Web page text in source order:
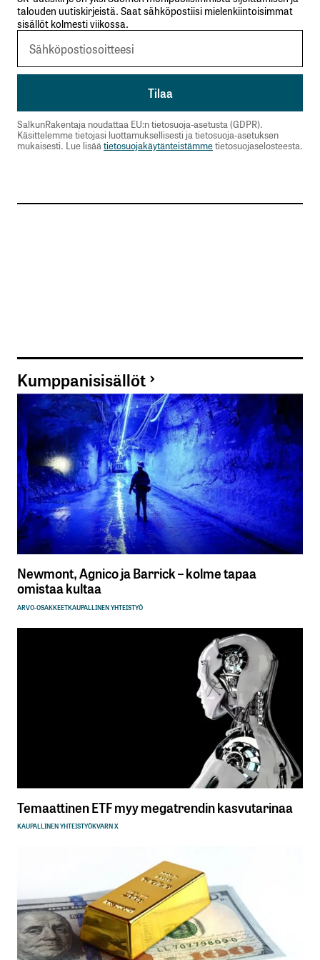
talouden uutiskirjeistä. Saat sähköpostiisi mielenkiintoisimmat
sisällöt kolmesti viikossa.
SalkunRakentaja noudattaa EU:n tietosuoja-asetusta (GDPR).
Käsittelemme tietojasi luottamuksellisesti ja tietosuoja-asetuksen
mukaisesti. Lue lisää tietosuojakäytänteistämmetietosuojaselosteesta.
Kumppanisisällöt
Newmont, Agnico ja Barrick – kolme tapaa
omistaa kultaa
ARVO-OSAKKEETKAUPALLINEN YHTEISTYÖ
Temaattinen ETF myy megatrendin kasvutarinaa
KAUPALLINEN YHTEISTYÖKVARN X